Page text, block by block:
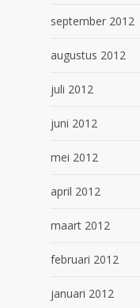
september 2012
augustus 2012
juli 2012
juni 2012
mei 2012
april 2012
maart 2012
februari 2012
januari 2012